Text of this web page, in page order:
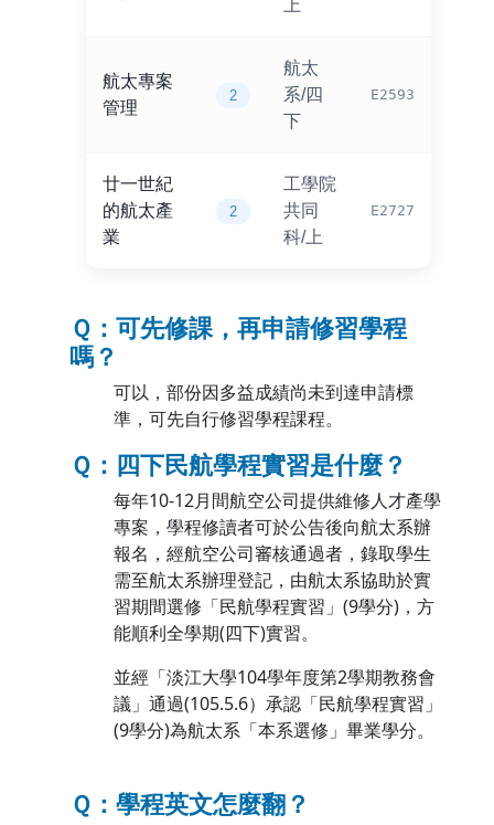
上
航太專案
管理
2
航太
系/四
下
E2593
廿一世紀
的航太產
業
2
工學院
共同
科/上
E2727
Ｑ：可先修課，再申請修習學程
嗎？
可以，部份因多益成績尚未到達申請標
準，可先自行修習學程課程。
Ｑ：四下民航學程實習是什麼？
每年10-12月間航空公司提供維修人才產學
專案，學程修讀者可於公告後向航太系辦
報名，經航空公司審核通過者，錄取學生
需至航太系辦理登記，由航太系協助於實
習期間選修「民航學程實習」(9學分)，方
能順利全學期(四下)實習。
並經「淡江大學104學年度第2學期教務會
議」通過(105.5.6）承認「民航學程實習」
(9學分)為航太系「本系選修」畢業學分。
Ｑ：學程英文怎麼翻？